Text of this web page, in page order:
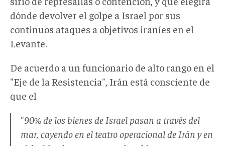
dónde devolver el golpe a Israel por sus
continuos ataques a objetivos iraníes en el
Levante.
De acuerdo a un funcionario de alto rango en el
"Eje de la Resistencia", Irán está consciente de
que el
"90% de los bienes de Israel pasan a través del
mar, cayendo en el teatro operacional de Irán y en